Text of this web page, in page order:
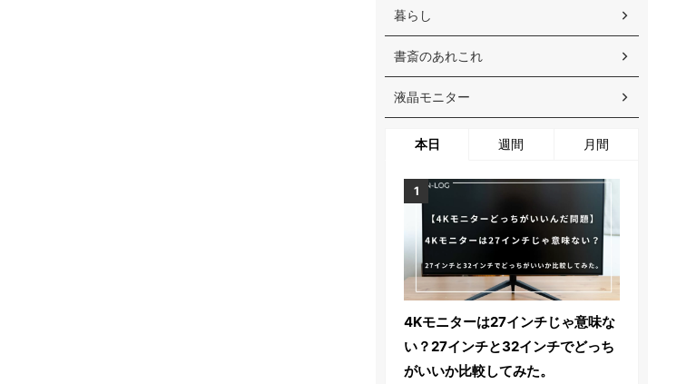
暮らし
書斎のあれこれ
液晶モニター
本日 週間 月間
4Kモニターは27インチじゃ意味な
い？27インチと32インチでどっち
がいいか比較してみた。